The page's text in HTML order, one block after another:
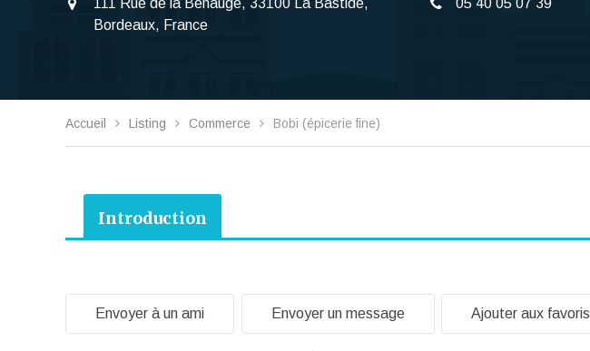
111 Rue de la Benauge, 33100 La Bastide,
Bordeaux, France
05 40 05 07 39
Accueil Listing Commerce Bobi (épicerie fine)
Introduction
Envoyer à un ami Envoyer un message Ajouter aux favoris